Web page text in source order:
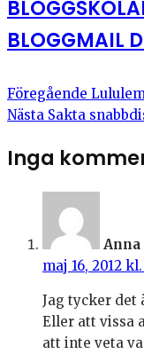
BLOGGMAIL
Föregående
Nästa Sakta
Inga
Anna
maj 16, 2012 kl.
Jag tycker det
Eller att vissa
att inte veta